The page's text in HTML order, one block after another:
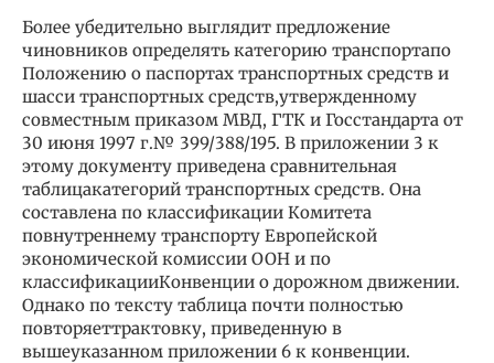
Более убедительно выглядит предложение
чиновников определять категорию транспортапо
Положению о паспортах транспортных средств и
шасси транспортных средств,утвержденному
совместным приказом МВД, ГТК и Госстандарта от
30 июня 1997 г.№ 399/388/195. В приложении 3 к
этому документу приведена сравнительная
таблицакатегорий транспортных средств. Она
составлена по классификации Комитета
повнутреннему транспорту Европейской
экономической комиссии ООН и по
классификацииКонвенции о дорожном движении.
Однако по тексту таблица почти полностью
повторяеттрактовку, приведенную в
вышеуказанном приложении 6 к конвенции.